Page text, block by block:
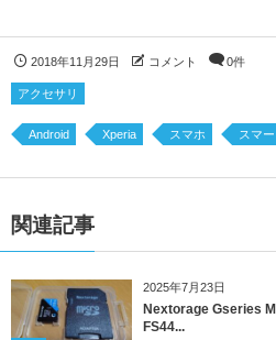
2018年11月29日 コメント 0件
アクセサリ
Android Xperia スマホ スマ
関連記事
2025年7月23日
Nextorage Gseries
FS44...